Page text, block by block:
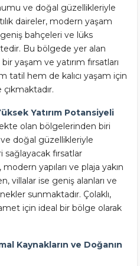
ve doğal güzellikleriyle
daireler, modern yaşam
geniş bahçeleri ve lüks
Bu bölgede yer alan
yaşam ve yatırım fırsatları
tatil hem de kalıcı yaşam için
Yatırım Potansiyeli
olan bölgelerinden biri
doğal güzellikleriyle
sağlayacak fırsatlar
yapıları ve plaja yakın
villalar ise geniş alanları ve
sunmaktadır. Çolaklı,
için ideal bir bölge olarak
Kaynakların ve Doğanın